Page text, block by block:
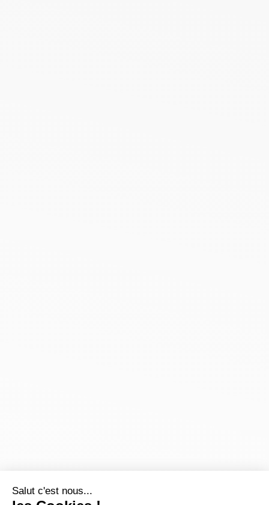
Salut c'est nous...